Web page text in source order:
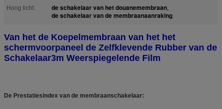
Hoog licht:
de schakelaar van het douanemembraan,
de schakelaar van de membraanaanraking
Van het de Koepelmembraan van het het
schermvoorpaneel de Zelfklevende Rubber van de
Schakelaar3m Weerspiegelende Film
De Prestatiesindex van de membraanschakelaar: